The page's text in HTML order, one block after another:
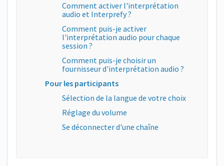
Comment activer l'interprétation
audio et Interprefy ?
Comment puis-je activer
l'interprétation audio pour chaque
session ?
Comment puis-je choisir un
fournisseur d'interprétation audio ?
Pour les participants
Sélection de la langue de votre choix
Réglage du volume
Se déconnecter d'une chaîne